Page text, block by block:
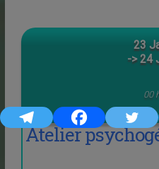
23
-> 24
00
Atelier